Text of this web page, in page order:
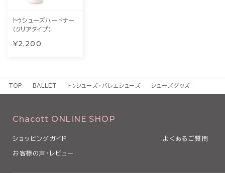
トゥシューズハードナー
（クリアタイプ）
¥2,200
TOP BALLET トゥシューズ・バレエシューズ シューズグッズ
Chacott ONLINE SHOP
ショッピングガイド よくあるご質問
お客様の声・レビュー